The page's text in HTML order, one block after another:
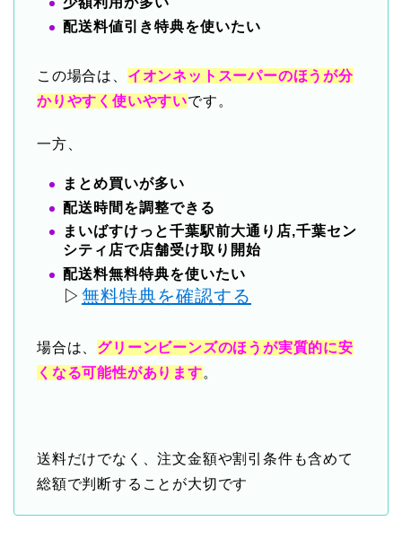
配送料値引き特典を使いたい
この場合は、 イオンネットスーパーのほうが分
かりやすく使いやすいです。
一方、
まとめ買いが多い
配送時間を調整できる
まいばすけっと千葉駅前大通り店,千葉セン
シティ店で店舗受け取り開始
配送料無料特典を使いたい
▷ 無料特典を確認する
場合は、 グリーンビーンズのほうが実質的に安
くなる可能性があります。
送料だけでなく、注文金額や割引条件も含めて
総額で判断することが大切です